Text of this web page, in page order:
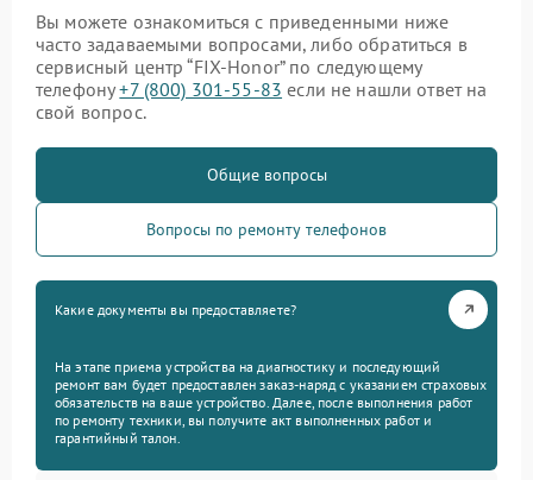
Вы можете ознакомиться с приведенными ниже
часто задаваемыми вопросами, либо обратиться в
сервисный центр “FIX-Honor” по следующему
телефону+7 (800) 301-55-83 если не нашли ответ на
свой вопрос.
Общие вопросы
Вопросы по ремонту телефонов
Какие документы вы предоставляете?
На этапе приема устройства на диагностику и последующий
ремонт вам будет предоставлен заказ-наряд с указанием страховых
обязательств на ваше устройство. Далее, после выполнения работ
по ремонту техники, вы получите акт выполненных работ и
гарантийный талон.